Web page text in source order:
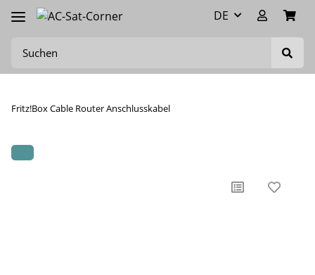
DE
Fritz!Box Cable Router Anschlusskabel